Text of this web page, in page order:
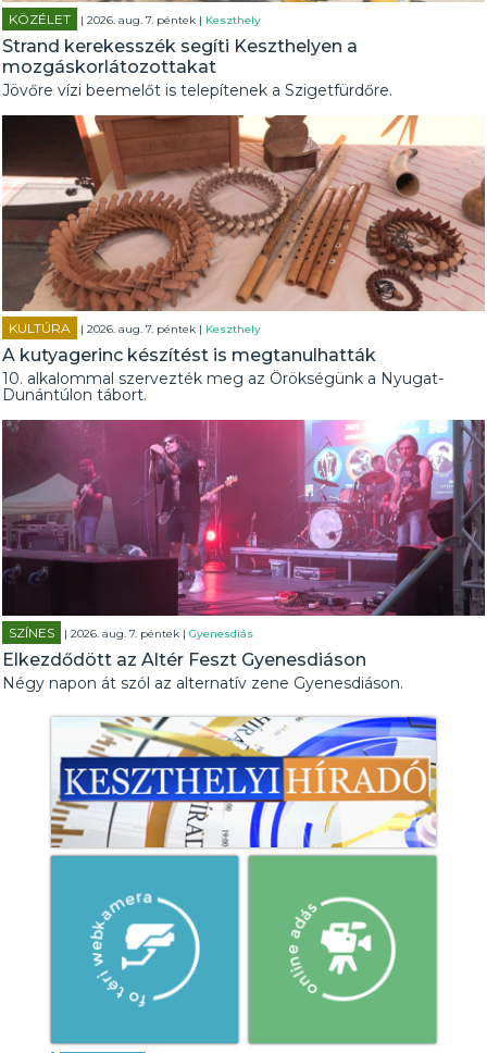
KÖZÉLET | 2026. aug. 7. péntek | Keszthely
Strand kerekesszék segíti Keszthelyen a
mozgáskorlátozottakat
Jövőre vízi beemelőt is telepítenek a Szigetfürdőre.
KULTÚRA | 2026. aug. 7. péntek | Keszthely
A kutyagerinc készítést is megtanulhatták
10. alkalommal szervezték meg az Örökségünk a Nyugat-
Dunántúlon tábort.
SZÍNES | 2026. aug. 7. péntek |Gyenesdiás
Elkezdődött az Altér Feszt Gyenesdiáson
Négy napon át szól az alternatív zene Gyenesdiáson.